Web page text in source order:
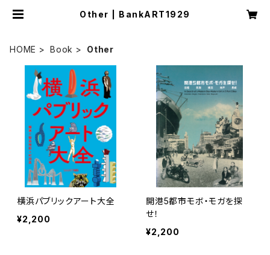
Other | BankART1929
HOME Book Other
横浜パブリックアート大全
¥2,200
開港5都市モボ・モガを探
せ！
¥2,200